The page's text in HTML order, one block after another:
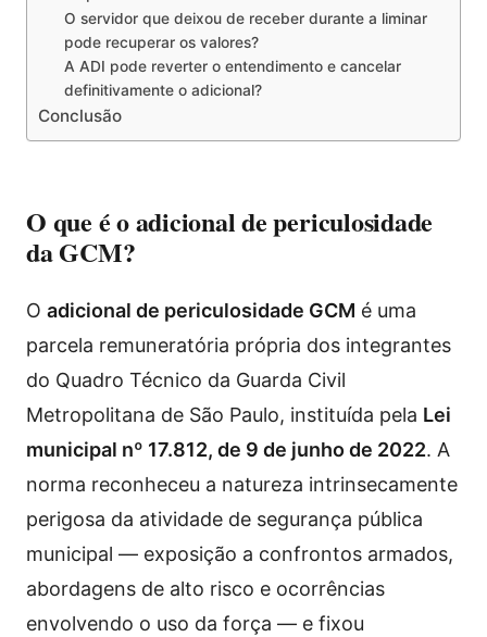
O servidor que deixou de receber durante a liminar
pode recuperar os valores?
A ADI pode reverter o entendimento e cancelar
definitivamente o adicional?
Conclusão
O que é o adicional de periculosidade
da GCM?
O adicional de periculosidade GCM é uma
parcela remuneratória própria dos integrantes
do Quadro Técnico da Guarda Civil
Metropolitana de São Paulo, instituída pela Lei
municipal nº 17.812, de 9 de junho de 2022. A
norma reconheceu a natureza intrinsecamente
perigosa da atividade de segurança pública
municipal — exposição a confrontos armados,
abordagens de alto risco e ocorrências
envolvendo o uso da força — e fixou